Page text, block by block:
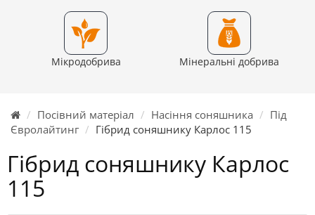
Мікродобрива Мінеральні добрива
Посівний матеріал Насіння соняшника
Під
Євролайтинг
Гібрид соняшнику Карлос 115
Гібрид соняшнику Карлос
115